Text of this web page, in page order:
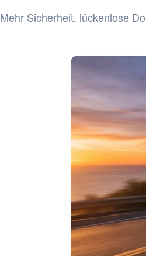
Mehr Sicherheit, lückenlose